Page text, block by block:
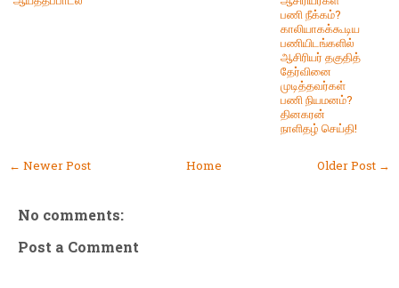
பணி நீக்கம்?
காலியாகக்கூடிய
பணியிடங்களில்
ஆசிரியர் தகுதித்
தேர்வினை
முடித்தவர்கள்
பணி நியமனம்?
தினகரன்
நாளிதழ் செய்தி!
← Newer Post Older Post →
Home
No comments:
Post a Comment